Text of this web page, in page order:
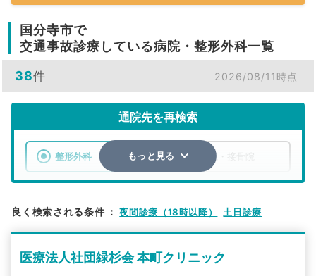
国分寺市で
交通事故診療している病院・整形外科一覧
38件 2026/08/11時点
通院先を再検索
整形外科 整骨院・接骨院
検索する
詳細条件で絞り込む
もっと見る
良く検索される条件 ： 夜間診療（18時以降） 土日診療
医療法人社団緑杉会 本町クリニック